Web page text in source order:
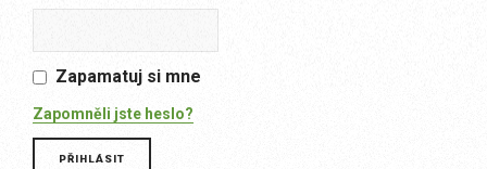
Zapamatuj si mne
Zapomněli jste heslo?